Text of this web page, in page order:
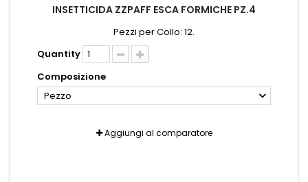
INSETTICIDA ZZPAFF ESCA FORMICHE PZ.4
Pezzi per Collo: 12.
Quantity
Composizione
Pezzo
Aggiungi al comparatore